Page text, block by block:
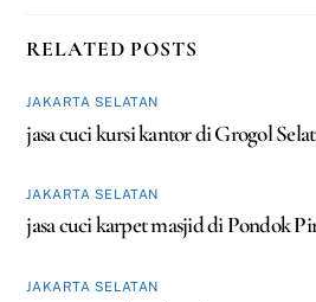
RELATED POSTS
JAKARTA SELATAN
jasa cuci kursi kantor di Grogol
JAKARTA SELATAN
jasa cuci karpet masjid di Pondok
JAKARTA SELATAN